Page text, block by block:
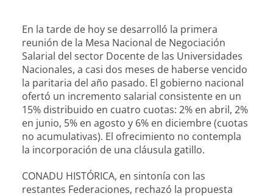
En la tarde de hoy se desarrolló la primera
reunión de la Mesa Nacional de Negociación
Salarial del sector Docente de las Universidades
Nacionales, a casi dos meses de haberse vencido
la paritaria del año pasado. El gobierno nacional
ofertó un incremento salarial consistente en un
15% distribuido en cuatro cuotas: 2% en abril, 2%
en junio, 5% en agosto y 6% en diciembre (cuotas
no acumulativas). El ofrecimiento no contempla
la incorporación de una cláusula gatillo.
CONADU HISTÓRICA, en sintonía con las
restantes Federaciones, rechazó la propuesta